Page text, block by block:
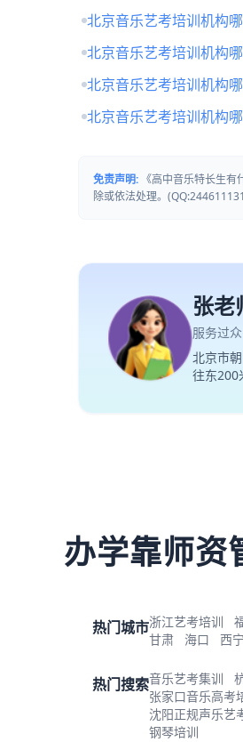
北京音乐艺考培训机构
北京音乐艺考培训机构
北京音乐艺考培训机构
北京音乐艺考培训机构
免责声明: 《高中音乐特长生
除或依法处理。
张老
服务过
北京市
往东200
办学靠师资
热门城市浙江艺考培训
甘肃
海口 西宁
热门搜索音乐艺考集训
张家口音乐高考
沈阳正规声乐艺
钢琴培训